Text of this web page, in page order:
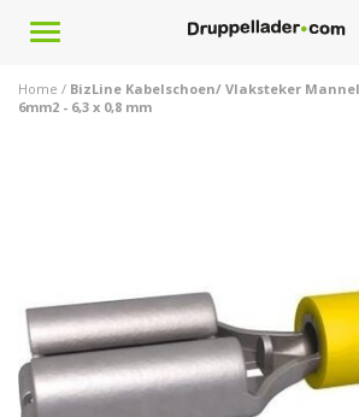
Toggle
Home / BizLine Kabelschoen/ Vlaksteker
6mm2 - 6,3 x 0,8 mm